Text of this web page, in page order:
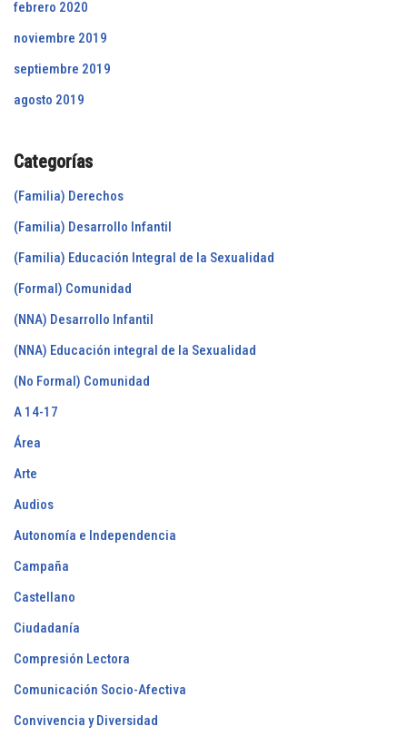
febrero 2020
noviembre 2019
septiembre 2019
agosto 2019
Categorías
(Familia) Derechos
(Familia) Desarrollo Infantil
(Familia) Educación Integral de la Sexualidad
(Formal) Comunidad
(NNA) Desarrollo Infantil
(NNA) Educación integral de la Sexualidad
(No Formal) Comunidad
A 14-17
Área
Arte
Audios
Autonomía e Independencia
Campaña
Castellano
Ciudadanía
Compresión Lectora
Comunicación Socio-Afectiva
Convivencia y Diversidad